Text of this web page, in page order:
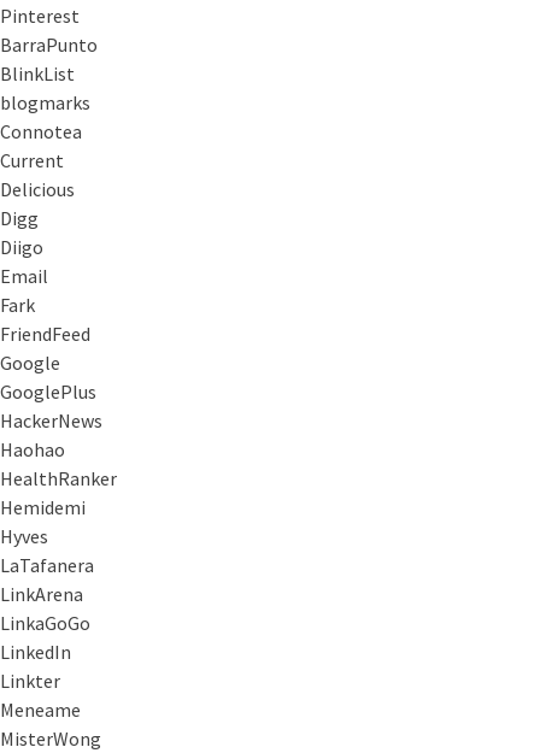
Pinterest
BarraPunto
BlinkList
blogmarks
Connotea
Current
Delicious
Digg
Diigo
Email
Fark
FriendFeed
Google
GooglePlus
HackerNews
Haohao
HealthRanker
Hemidemi
Hyves
LaTafanera
LinkArena
LinkaGoGo
LinkedIn
Linkter
Meneame
MisterWong